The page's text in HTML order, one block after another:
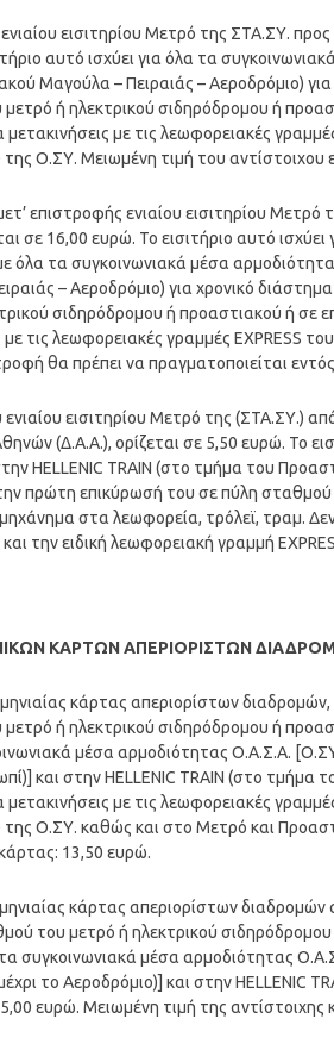
εισιτηρίου Μετρό της ΣΤΑ.ΣΥ.
αυτό ισχύει για όλα τα
Μαγούλα – Πειραιάς – Αεροδρόμιο)
ή ηλεκτρικού σιδηρόδρομου ή
μετακινήσεις με τις λεωφορειακές
της Ο.ΣΥ. Μειωμένη τιμή του αντίστοιχου
επιστροφής ενιαίου εισιτηρίου
σε 16,00 ευρώ. Το εισιτήριο αυτό
όλα τα συγκοινωνιακά μέσα
– Αεροδρόμιο) για χρονικό
σιδηρόδρομου ή προαστιακού ή σε
με τις λεωφορειακές γραμμές EXPRESS
θα πρέπει να πραγματοποιείται
ενιαίου εισιτηρίου Μετρό της (ΣΤΑ.ΣΥ.)
(Δ.Α.Α.), ορίζεται σε 5,50 ευρώ. Το
HELLENIC TRAIN (στο τμήμα του
πρώτη επικύρωσή του σε πύλη
στα λεωφορεία, τρόλεϊ, τραμ. Δεν
την ειδική λεωφορειακή γραμμή
ΚΑΡΤΩΝ ΑΠΕΡΙΟΡΙΣΤΩΝ
κάρτας απεριορίστων
ή ηλεκτρικού σιδηρόδρομου ή
μέσα αρμοδιότητας Ο.Α.Σ.Α.
και στην HELLENIC TRAIN (στο
μετακινήσεις με τις λεωφορειακές
της Ο.ΣΥ. καθώς και στο Μετρό και
13,50 ευρώ.
κάρτας απεριορίστων
του μετρό ή ηλεκτρικού
συγκοινωνιακά μέσα αρμοδιότητας
το Αεροδρόμιο)] και στην HELLENIC
ευρώ. Μειωμένη τιμή της